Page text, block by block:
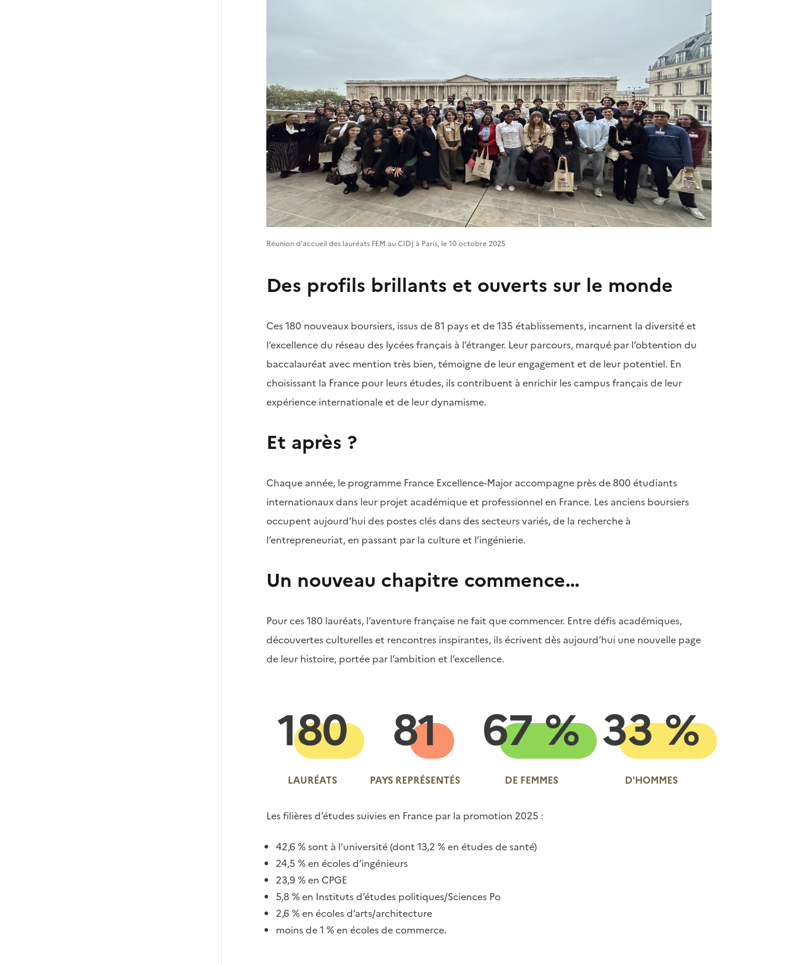
Réunion d'accueil des lauréats FEM au CIDJ à Paris, le 10 octobre 2025
Des profils brillants et ouverts sur le monde
Ces 180 nouveaux boursiers, issus de 81 pays et de 135 établissements, incarnent la diversité et
l’excellence du réseau des lycées français à l’étranger. Leur parcours, marqué par l’obtention du
baccalauréat avec mention très bien, témoigne de leur engagement et de leur potentiel. En
choisissant la France pour leurs études, ils contribuent à enrichir les campus français de leur
expérience internationale et de leur dynamisme.
Et après ?
Chaque année, le programme France Excellence-Major accompagne près de 800 étudiants
internationaux dans leur projet académique et professionnel en France. Les anciens boursiers
occupent aujourd’hui des postes clés dans des secteurs variés, de la recherche à
l’entrepreneuriat, en passant par la culture et l’ingénierie.
Un nouveau chapitre commence…
Pour ces 180 lauréats, l’aventure française ne fait que commencer. Entre défis académiques,
découvertes culturelles et rencontres inspirantes, ils écrivent dès aujourd’hui une nouvelle page
de leur histoire, portée par l’ambition et l’excellence.
LAURÉATS
180
PAYS REPRÉSENTÉS
81
DE FEMMES
67 %
D'HOMMES
33 %
Les filières d’études suivies en France par la promotion 2025 :
42,6 % sont à l’université (dont 13,2 % en études de santé)
24,5 % en écoles d’ingénieurs
23,9 % en CPGE
5,8 % en Instituts d’études politiques/Sciences Po
2,6 % en écoles d’arts/architecture
moins de 1 % en écoles de commerce.